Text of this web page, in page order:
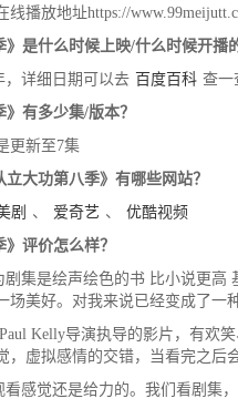
线播放地址https://
是什么时候上映/什么时候开播
，详细日期可以去 百度百科 查一
有多少集/版本？
更新至7集
大功第八季》有哪些网站？
剧 、 爱奇艺 、
优酷视频
评价怎么样？
剧集是绘声绘色的书 比小说更
场美好。对我来说已经变成了一
Paul Kelly导演执导的影片，有欢
，虚拟感情的交错，当看完之后
看感觉还是给力的。我们看剧集